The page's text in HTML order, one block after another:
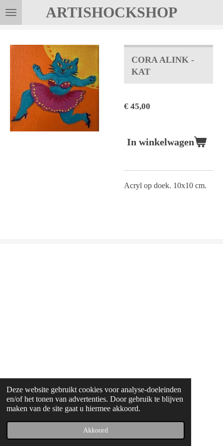
Deze website gebruikt cookies voor analyse-doeleinden
en/of het tonen van advertenties. Door gebruik te blijven
maken van de site gaat u hiermee akkoord.
Akkoord
Ga
direct
de
hoofdinhoud
ARTISHOCKSHOP
CORA ALINK -
KAT
€ 45,00
In winkelwagen
Acryl op doek. 10x10 cm.